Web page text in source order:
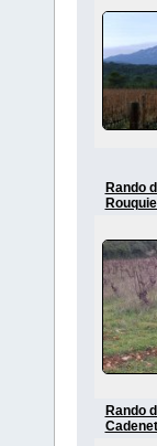
Rando
Rando
Cadenet